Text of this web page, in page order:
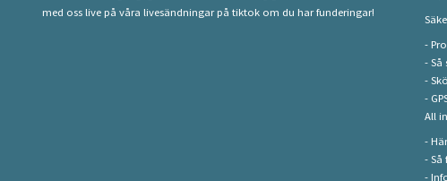
med oss live på våra livesändningar på tiktok om du har funderingar!
-
- Så
-
-
All
-
- Så
-